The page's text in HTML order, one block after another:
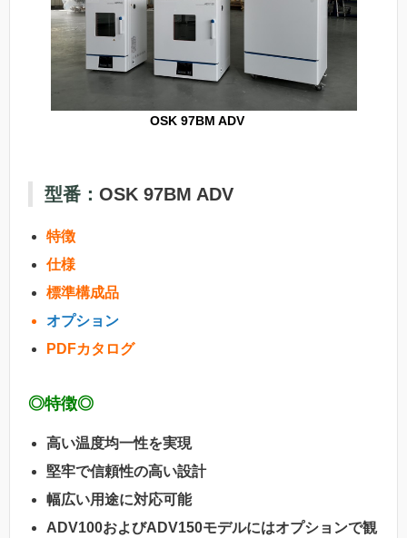
OSK 97BM ADV
型番： OSK 97BM ADV
特徴
仕様
標準構成品
オプション
PDFカタログ
◎特徴◎
高い温度均一性を実現
堅牢で信頼性の高い設計
幅広い用途に対応可能
ADV100およびADV150モデルにはオプションで観